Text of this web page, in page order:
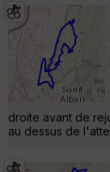
droite avant de
au dessus de